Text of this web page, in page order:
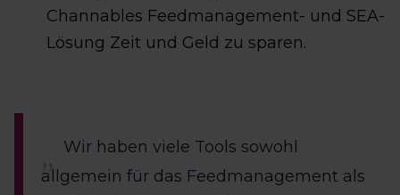
Channables Feedmanagement- und SEA-
Lösung Zeit und Geld zu sparen.
Wir haben viele Tools sowohl
allgemein für das Feedmanagement als